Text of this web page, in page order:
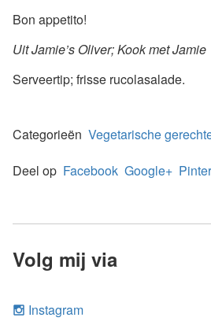
Bon appetito!
Uit Jamie’s Oliver; Kook met Jamie
Serveertip; frisse rucolasalade.
Categorieën Vegetarische
Deel op Facebook Google+
Volg mij via
Instagram